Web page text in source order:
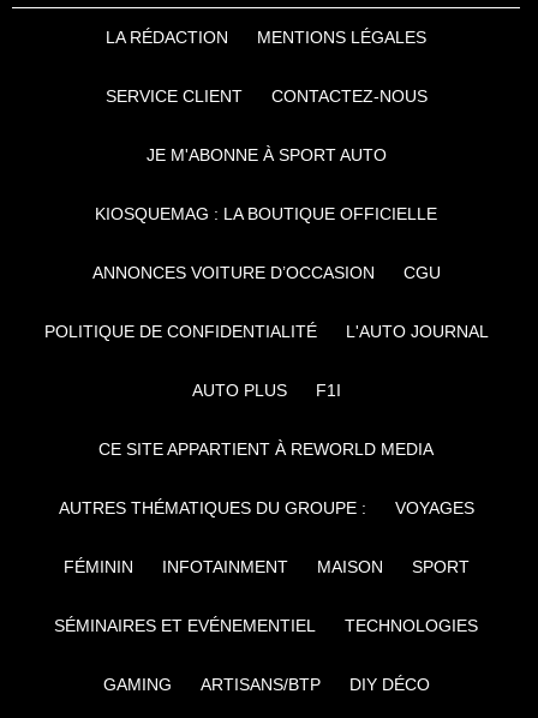
LA RÉDACTION MENTIONS LÉGALES
SERVICE CLIENT CONTACTEZ-NOUS
JE M'ABONNE À SPORT AUTO
KIOSQUEMAG : LA BOUTIQUE OFFICIELLE
ANNONCES VOITURE D’OCCASION CGU
POLITIQUE DE CONFIDENTIALITÉ L'AUTO JOURNAL
AUTO PLUS F1I
CE SITE APPARTIENT À REWORLD MEDIA
AUTRES THÉMATIQUES DU GROUPE : VOYAGES
FÉMININ INFOTAINMENT MAISON SPORT
SÉMINAIRES ET EVÉNEMENTIEL TECHNOLOGIES
GAMING ARTISANS/BTP DIY DÉCO